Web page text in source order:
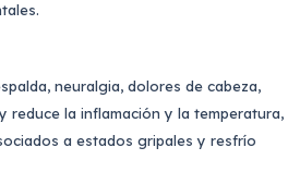
neuralgia, dolores de cabeza,
reduce la inflamación y la temperatura,
a estados gripales y resfrío